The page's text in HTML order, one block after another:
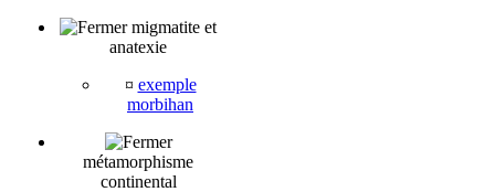
migmatite et
anatexie
¤ exemple
morbihan
métamorphisme
continental